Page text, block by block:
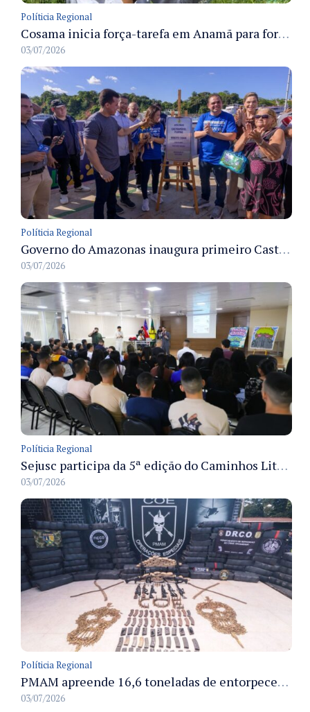
Políticia Regional
Cosama inicia força-tarefa em Anamã para fortalecer abastecimento de água e segurança hídrica da população
03/07/2026
Políticia Regional
Governo do Amazonas inaugura primeiro Castramóvel Fluvial para atendimento veterinário às comunidades ribeirinhas e castração gratuita
03/07/2026
Políticia Regional
Sejusc participa da 5ª edição do Caminhos Literários com foco na cultura hip-hop nas unidades socioeducativas
03/07/2026
Políticia Regional
PMAM apreende 16,6 toneladas de entorpecentes e registra aumento nas prisões em flagrante e nas capturas de foragidos no primeiro semestre de 2026
03/07/2026